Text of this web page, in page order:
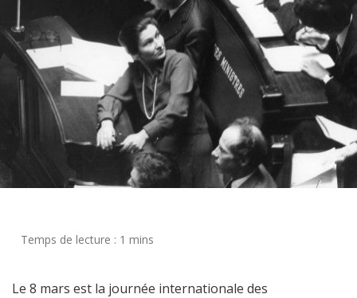
Le 8 mars est la journée internationale des